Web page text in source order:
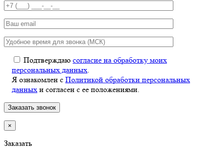
Подтверждаю согласие на обработку моих
персональных данных
Я ознакомлен с Политикой обработки персональных
данных и согласен с ее положениями.
×
Заказать